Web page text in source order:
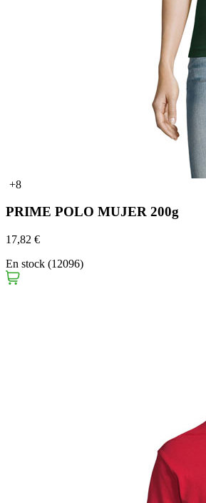
+8
PRIME POLO MUJER 200g
17,82 €
En stock (12096)